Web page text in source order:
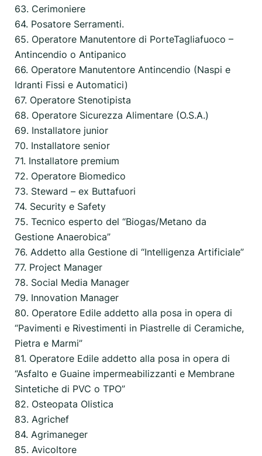
63. Cerimoniere
64. Posatore Serramenti.
65. Operatore Manutentore di PorteTagliafuoco –
Antincendio o Antipanico
66. Operatore Manutentore Antincendio (Naspi e
Idranti Fissi e Automatici)
67. Operatore Stenotipista
68. Operatore Sicurezza Alimentare (O.S.A.)
69. Installatore junior
70. Installatore senior
71. Installatore premium
72. Operatore Biomedico
73. Steward – ex Buttafuori
74. Security e Safety
75. Tecnico esperto del “Biogas/Metano da
Gestione Anaerobica”
76. Addetto alla Gestione di “Intelligenza Artificiale”
77. Project Manager
78. Social Media Manager
79. Innovation Manager
80. Operatore Edile addetto alla posa in opera di
“Pavimenti e Rivestimenti in Piastrelle di Ceramiche,
Pietra e Marmi”
81. Operatore Edile addetto alla posa in opera di
“Asfalto e Guaine impermeabilizzanti e Membrane
Sintetiche di PVC o TPO”
82. Osteopata Olistica
83. Agrichef
84. Agrimaneger
85. Avicoltore